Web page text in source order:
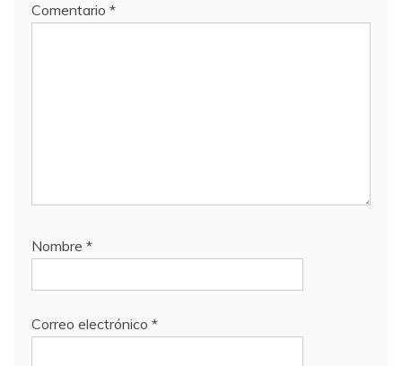
Comentario *
Nombre *
Correo electrónico *